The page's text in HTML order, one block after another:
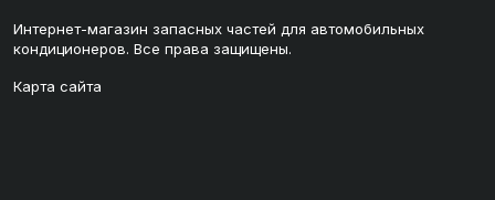
Интернет-магазин запасных частей для автомобильных
кондиционеров. Все права защищены.
Карта сайта